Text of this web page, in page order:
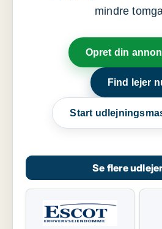
mindre
Opret din
Find lejer
Start
Se flere